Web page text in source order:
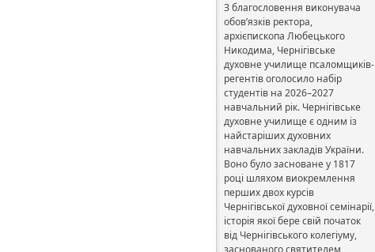
З благословення виконувача
обов’язків ректора,
архієпископа Любецького
Никодима, Чернігівське
духовне училище псаломщиків-
регентів оголосило набір
студентів на 2026–2027
навчальний рік. Чернігівське
духовне училище є одним із
найстаріших духовних
навчальних закладів України.
Воно було засноване у 1817
році шляхом виокремлення
перших двох курсів
Чернігівської духовної семінарії,
історія якої бере свій початок
від Чернігівського колегіуму,
заснованого святителем